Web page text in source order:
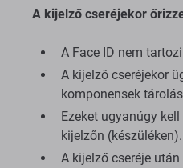
A kijelző cseréjekor
A Face ID nem
A kijelző cseréjekor
komponensek
Ezeket ugyanúgy
kijelzőn (készüléken).
A kijelző cseréje